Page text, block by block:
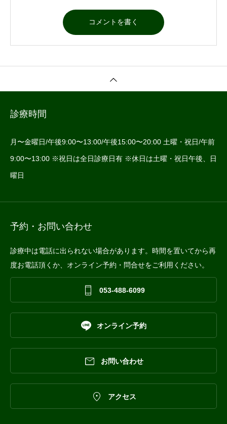
診療時間
月〜金曜日/午後9:00〜13:00/午後15:00〜20:00 土曜・祝日/午前
9:00〜13:00 ※祝日は全日診療日有 ※休日は土曜・祝日午後、日
曜日
予約・お問い合わせ
診療中は電話に出られない場合があります。時間を置いてから再
度お電話頂くか、オンライン予約・問合せをご利用ください。
 053-488-6099
 オンライン予約
 お問い合わせ
 アクセス